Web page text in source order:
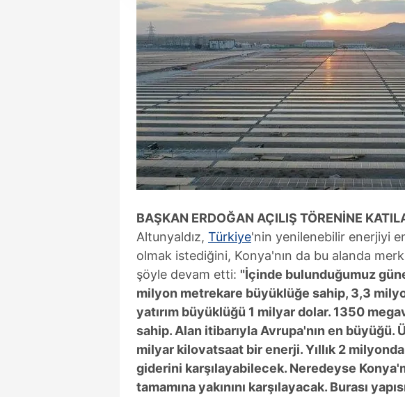
amacıyla kullanılmaktadır. Diğer çerezler,
reklam/pazarlama faaliyetlerinin yapılması,
Çerezlere ilişkin tercihlerinizi aşağıda yer alan
butonuna tıklayabilir,Çerez Bilgilendirme
6698 sayılı Kişisel Verilerin Korunması Kanunu
mevzuata uygun olarak kullanılan çerezlerle ilgili
BAŞKAN ERDOĞAN AÇILIŞ TÖRENİNE
Altunyaldız, Türkiye'nin yenilenebilir enerjiyi
olmak istediğini, Konya'nın da bu alanda
şöyle devam etti: "İçinde bulunduğumuz
milyon metrekare büyüklüğe sahip, 3,3
yatırım büyüklüğü 1 milyar dolar. 1350
sahip. Alan itibarıyla Avrupa'nın en büyüğü.
milyar kilovatsaat bir enerji. Yıllık 2
giderini karşılayabilecek. Neredeyse
tamamına yakınını karşılayacak. Burası